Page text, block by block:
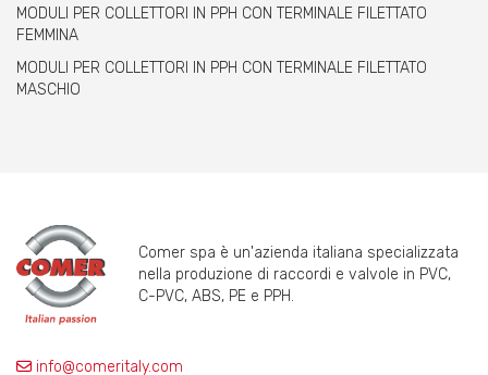
MODULI PER COLLETTORI IN PPH CON TERMINALE FILETTATO
FEMMINA
MODULI PER COLLETTORI IN PPH CON TERMINALE FILETTATO
MASCHIO
Comer spa è un'azienda italiana specializzata
nella produzione di raccordi e valvole in PVC,
C-PVC, ABS, PE e PPH.
info@comeritaly.com